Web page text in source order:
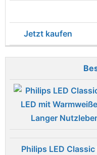
Jetzt kaufen
Philips LED